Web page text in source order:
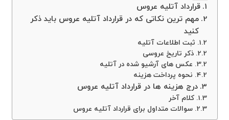
قرارداد آتلیه عروس
مهم ترین نکاتی که در قرارداد آتلیه عروس باید ذکر
کنید
ثبت اطلاعات آتلیه
ذکر تاریخ عروسی
عکس های آرشیو شده در آتلیه
نحوه پرداخت هزینه
درج هزینه ها در قرارداد آتلیه عروس
کلام آخر
سوالات متداول برای قرارداد آتلیه عروس